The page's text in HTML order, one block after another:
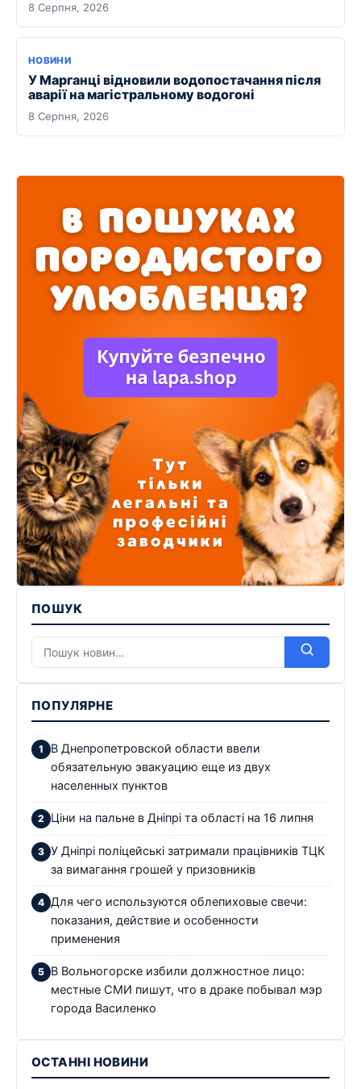
8 Серпня, 2026
НОВИНИ
У Марганці відновили водопостачання після
аварії на магістральному водогоні
8 Серпня, 2026
ПОШУК
ПОПУЛЯРНЕ
В Днепропетровской области ввели
обязательную эвакуацию еще из двух
населенных пунктов
Ціни на пальне в Дніпрі та області на 16 липня
У Дніпрі поліцейські затримали працівників ТЦК
за вимагання грошей у призовників
Для чего используются облепиховые свечи:
показания, действие и особенности
применения
В Вольногорске избили должностное лицо:
местные СМИ пишут, что в драке побывал мэр
города Василенко
ОСТАННІ НОВИНИ